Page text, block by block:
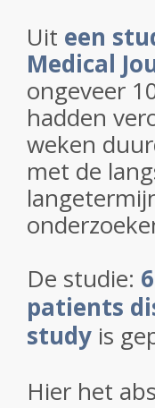
Uit een
Medical
ongeveer
hadden
weken
met de
De studie:
patients
study is
Hier het